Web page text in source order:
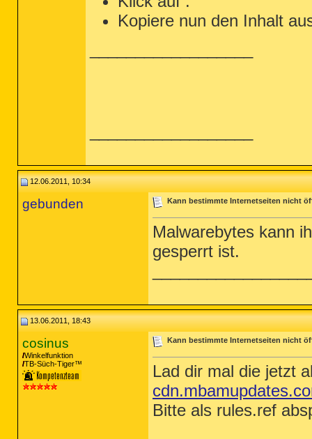
nvstor32.sys
ahcix86s.sys
/md5stop
Kopiere nun den Inhalt
12.06.2011, 10:34
gebunden Kann bestimmte Internetseiten nicht
Malwarebytes kann
gesperrt ist.
13.06.2011, 18:43
cosinus
Winkelfunktion
TB-Süch-Tiger™
Kann bestimmte Internetseiten nicht
Lad dir mal die jetzt
Bitte als rules.ref